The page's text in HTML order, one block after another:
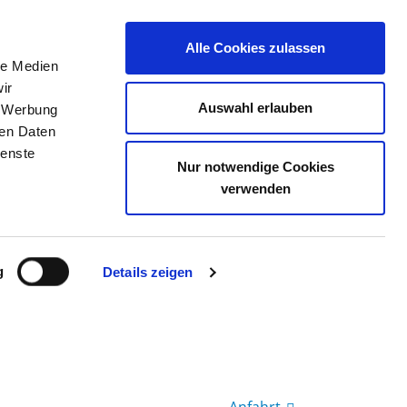
Medien
Daten
Details zeigen
Alle Cookies zulassen
Auswahl erlauben
Nur notwendige Cookies
verwenden
KONTAKT IHRE MEINUNG
CAMPUS KIEL